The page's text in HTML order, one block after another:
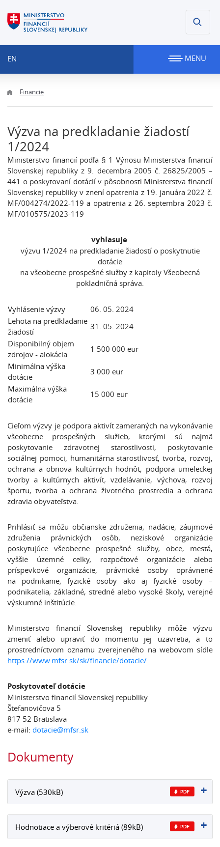
EN MENU
Financie
Výzva na predkladanie žiadostí
1/2024
Ministerstvo financií podľa § 1 Výnosu Ministerstva financií
Slovenskej republiky z 9. decembra 2005 č. 26825/2005 –
441 o poskytovaní dotácií v pôsobnosti Ministerstva financií
Slovenskej republiky v znení opatrenia z 19. januára 2022 č.
MF/004274/2022-119 a opatrenia z 26. septembra 2023 č.
MF/010575/2023-119
vyhlasuje
výzvu 1/2024 na predkladanie žiadostí o poskytnutie
dotácie
na všeobecne prospešné služby z kapitoly Všeobecná
pokladničná správa.
Vyhlásenie výzvy
06. 05. 2024
Lehota na predkladanie
žiadostí
31. 05. 2024
Disponibilný objem
zdrojov - alokácia
1 500 000 eur
Minimálna výška
dotácie
3 000 eur
Maximálna výška
dotácie
15 000 eur
Cieľom výzvy je podpora aktivít zameraných na vykonávanie
všeobecne prospešných služieb, ktorými sú najmä
poskytovanie zdravotnej starostlivosti, poskytovanie
sociálnej pomoci, humanitárna starostlivosť, tvorba, rozvoj,
ochrana a obnova kultúrnych hodnôt, podpora umeleckej
tvorby a kultúrnych aktivít, vzdelávanie, výchova, rozvoj
športu, tvorba a ochrana životného prostredia a ochrana
zdravia obyvateľstva.
Prihlásiť sa môžu občianske združenia, nadácie, záujmové
združenia právnických osôb, neziskové organizácie
poskytujúce všeobecne prospešné služby, obce, mestá,
vyššie územné celky, rozpočtové organizácie alebo
príspevkové organizácie, právnické osoby oprávnené
na podnikanie, fyzické osoby ako aj fyzické osoby –
podnikatelia, základné, stredné alebo vysoké školy, verejné
výskumné inštitúcie.
Ministerstvo financií Slovenskej republiky môže výzvu
zmeniť alebo upraviť do momentu jej uzavretia, a to
prostredníctvom oznamu zverejneného na webovom sídle
https://www.mfsr.sk/sk/financie/dotacie/.
Poskytovateľ dotácie
Ministerstvo financií Slovenskej republiky
Štefanovičova 5
817 52 Bratislava
e-mail: dotacie@mfsr.sk
Dokumenty
Výzva (530kB)
Hodnotiace a výberové kritériá (89kB)